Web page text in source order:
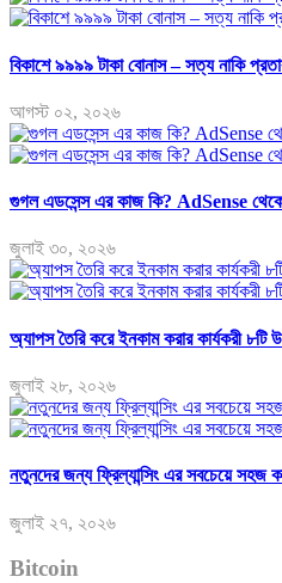
বিকাশে ৯৯৯৯ টাকা বোনাস – সত্য নাকি
আগস্ট ০২, ২০২৬
গুগল এডসেন্স এর কাজ কি? AdSense থেকে
জুলাই ৩০, ২০২৬
অ্যাপস তৈরি করে ইনকাম করার কার্যকরী ৮টি
জুলাই ২৮, ২০২৬
নতুনদের জন্য ফ্রিল্যান্সিং এর সবচেয়ে সহজ
জুলাই ২৭, ২০২৬
Bitcoin